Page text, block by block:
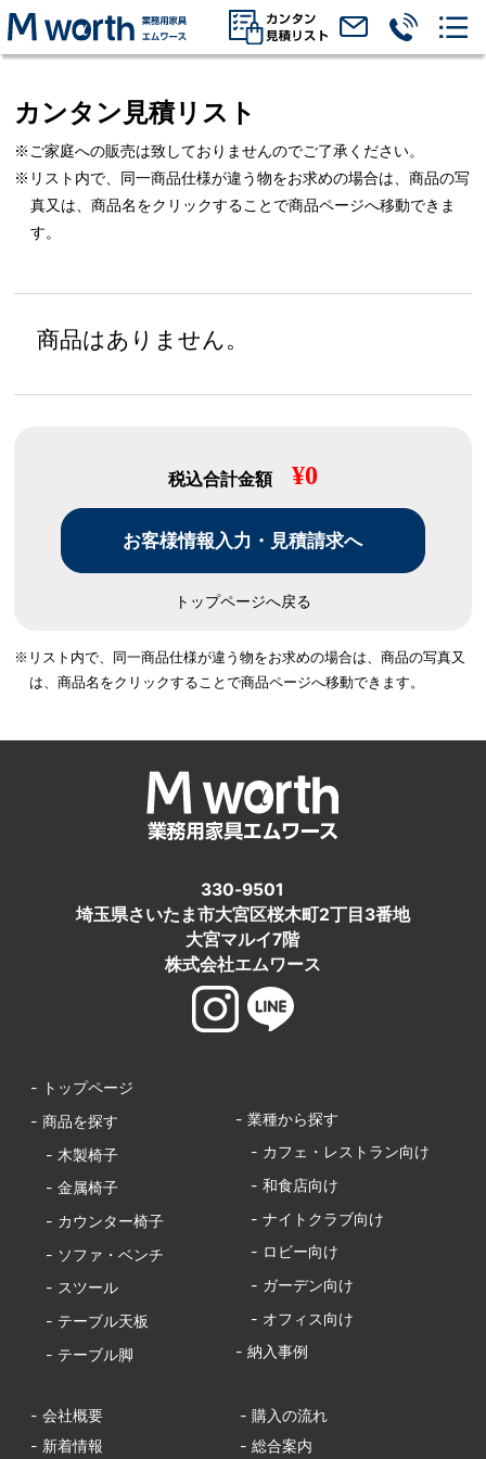
カンタン見積リスト
※ご家庭への販売は致しておりませんのでご了承ください。
※リスト内で、同一商品仕様が違う物をお求めの場合は、商品の写
真又は、商品名をクリックすることで商品ページへ移動できま
す。
商品はありません。
税込合計金額 ¥0
トップページへ戻る
※リスト内で、同一商品仕様が違う物をお求めの場合は、商品の写真又
は、商品名をクリックすることで商品ページへ移動できます。
330-9501
埼玉県さいたま市大宮区桜木町2丁目3番地
大宮マルイ7階
株式会社エムワース
- トップページ
- 商品を探す
- 木製椅子
- 金属椅子
- カウンター椅子
- ソファ・ベンチ
- スツール
- テーブル天板
- テーブル脚
- 業種から探す
- カフェ・レストラン向け
- 和食店向け
- ナイトクラブ向け
- ロビー向け
- ガーデン向け
- オフィス向け
- 納入事例
- 会社概要
- 購入の流れ
- 新着情報
- 総合案内